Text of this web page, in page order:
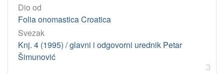
Dio od
Folia onomastica Croatica
Svezak
Knj. 4 (1995) / glavni i odgovorni urednik Petar
Šimunović
3